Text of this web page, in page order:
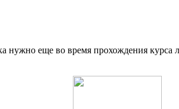
нужно еще во время прохождения